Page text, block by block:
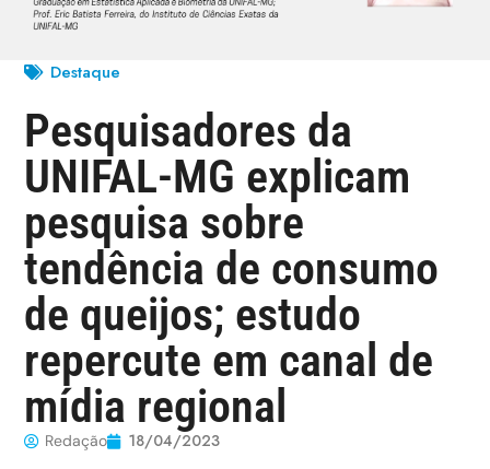
Destaque
Pesquisadores da
UNIFAL-MG explicam
pesquisa sobre
tendência de consumo
de queijos; estudo
repercute em canal de
mídia regional
Redação 18/04/2023